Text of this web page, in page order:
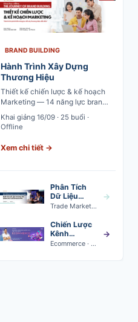
BRAND BUILDING
Hành Trình Xây Dựng
Thương Hiệu
Thiết kế chiến lược & kế hoạch
Marketing — 14 năng lực brand
marketing từ market analysis
đến brand plan execution
Khai giảng 16/09 · 25 buổi ·
Offline
Xem chi tiết →
Phân Tích
Dữ Liệu
Trade
Trade Marketing Data Analytics · Khai giảng 24/08
→
Chiến Lược
Kênh
Thương MạiEcommerce · Khai giảng 24/08
→